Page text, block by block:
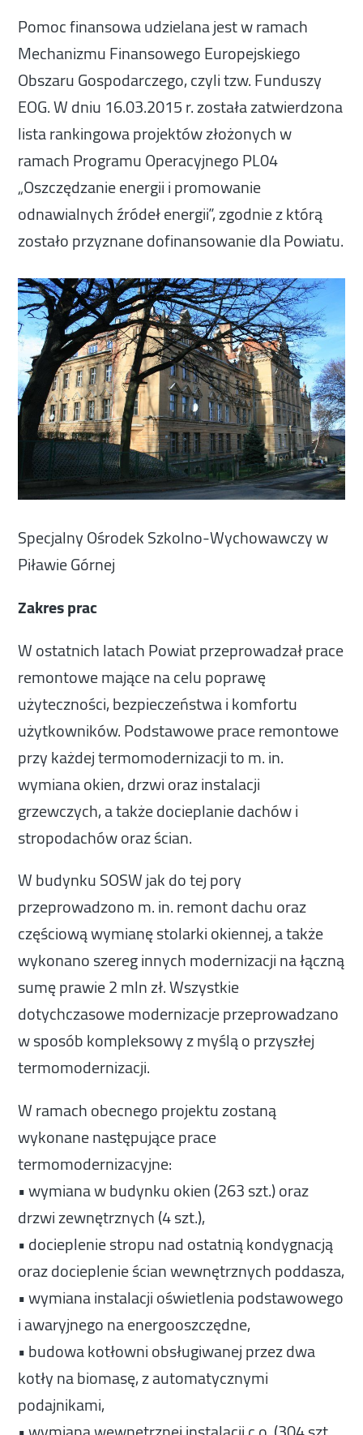
Pomoc finansowa udzielana jest w ramach
Mechanizmu Finansowego Europejskiego
Obszaru Gospodarczego, czyli tzw. Funduszy
EOG. W dniu 16.03.2015 r. została zatwierdzona
lista rankingowa projektów złożonych w
ramach Programu Operacyjnego PL04
„Oszczędzanie energii i promowanie
odnawialnych źródeł energii”, zgodnie z którą
zostało przyznane dofinansowanie dla Powiatu.
Specjalny Ośrodek Szkolno-Wychowawczy w
Piławie Górnej
Zakres prac
W ostatnich latach Powiat przeprowadzał prace
remontowe mające na celu poprawę
użyteczności, bezpieczeństwa i komfortu
użytkowników. Podstawowe prace remontowe
przy każdej termomodernizacji to m. in.
wymiana okien, drzwi oraz instalacji
grzewczych, a także docieplanie dachów i
stropodachów oraz ścian.
W budynku SOSW jak do tej pory
przeprowadzono m. in. remont dachu oraz
częściową wymianę stolarki okiennej, a także
wykonano szereg innych modernizacji na łączną
sumę prawie 2 mln zł. Wszystkie
dotychczasowe modernizacje przeprowadzano
w sposób kompleksowy z myślą o przyszłej
termomodernizacji.
W ramach obecnego projektu zostaną
wykonane następujące prace
termomodernizacyjne:
• wymiana w budynku okien (263 szt.) oraz
drzwi zewnętrznych (4 szt.),
• docieplenie stropu nad ostatnią kondygnacją
oraz docieplenie ścian wewnętrznych poddasza,
• wymiana instalacji oświetlenia podstawowego
i awaryjnego na energooszczędne,
• budowa kotłowni obsługiwanej przez dwa
kotły na biomasę, z automatycznymi
podajnikami,